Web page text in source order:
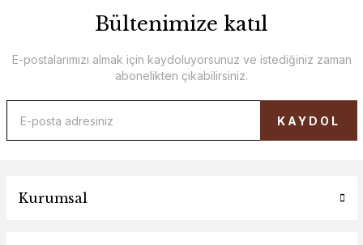
Bültenimize katıl
E-postalarımızı almak için kaydoluyorsunuz ve istediğiniz zaman
abonelikten çıkabilirsiniz.
KAYDOL
Kurumsal